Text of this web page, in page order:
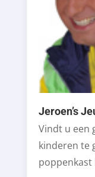
Jeroen’s
Vindt u een
kinderen te
poppenkast